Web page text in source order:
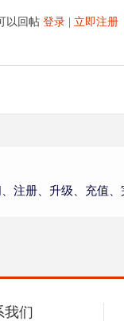
以回帖 登录| 立即注册
注册、升级、充值
我们